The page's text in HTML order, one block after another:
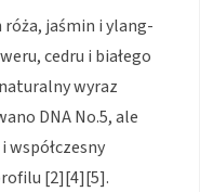
jaśmin i ylang-
cedru i białego
wyraz
DNA No.5, ale
współczesny
[2][4][5].